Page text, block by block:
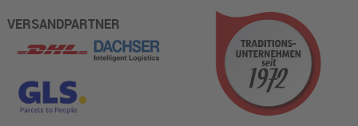
VERSANDPARTNER